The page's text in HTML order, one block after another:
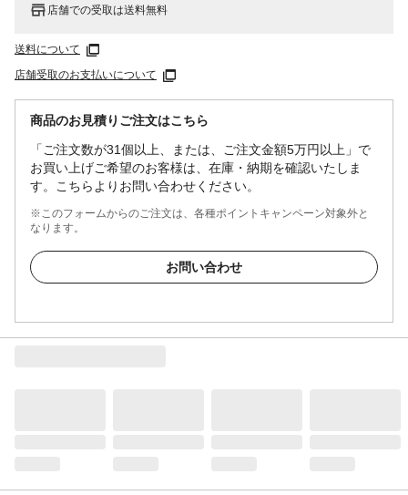
店舗での受取は送料無料
送料について
店舗受取のお支払いについて
商品のお見積りご注文はこちら
「ご注文数が31個以上、または、ご注文金額5万円以上」で
お買い上げご希望のお客様は、在庫・納期を確認いたしま
す。こちらよりお問い合わせください。
※このフォームからのご注文は、各種ポイントキャンペーン対象外と
なります。
お問い合わせ